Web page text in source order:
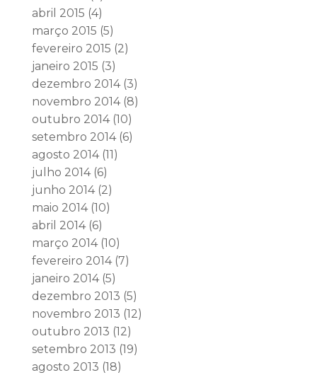
abril 2015 (4)
março 2015 (5)
fevereiro 2015 (2)
janeiro 2015 (3)
dezembro 2014(3)
novembro 2014(8)
outubro 2014(10)
setembro 2014(6)
agosto 2014(11)
julho 2014(6)
junho 2014(2)
maio 2014(10)
abril 2014(6)
março 2014(10)
fevereiro 2014(7)
janeiro 2014(5)
dezembro 2013 (5)
novembro 2013 (12)
outubro 2013 (12)
setembro 2013 (19)
agosto 2013 (18)